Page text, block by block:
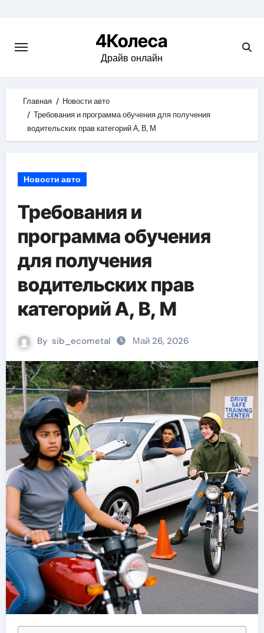
content
4Колеса
Драйв онлайн
Главная
Новости авто
Требования и программа обучения для получения
водительских прав категорий А, В, М
Новости авто
Требования и
программа обучения
для получения
водительских прав
категорий А, В, М
By sib_ecometal Май 26, 2026